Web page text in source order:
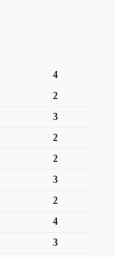
4
2
3
2
2
3
2
4
3